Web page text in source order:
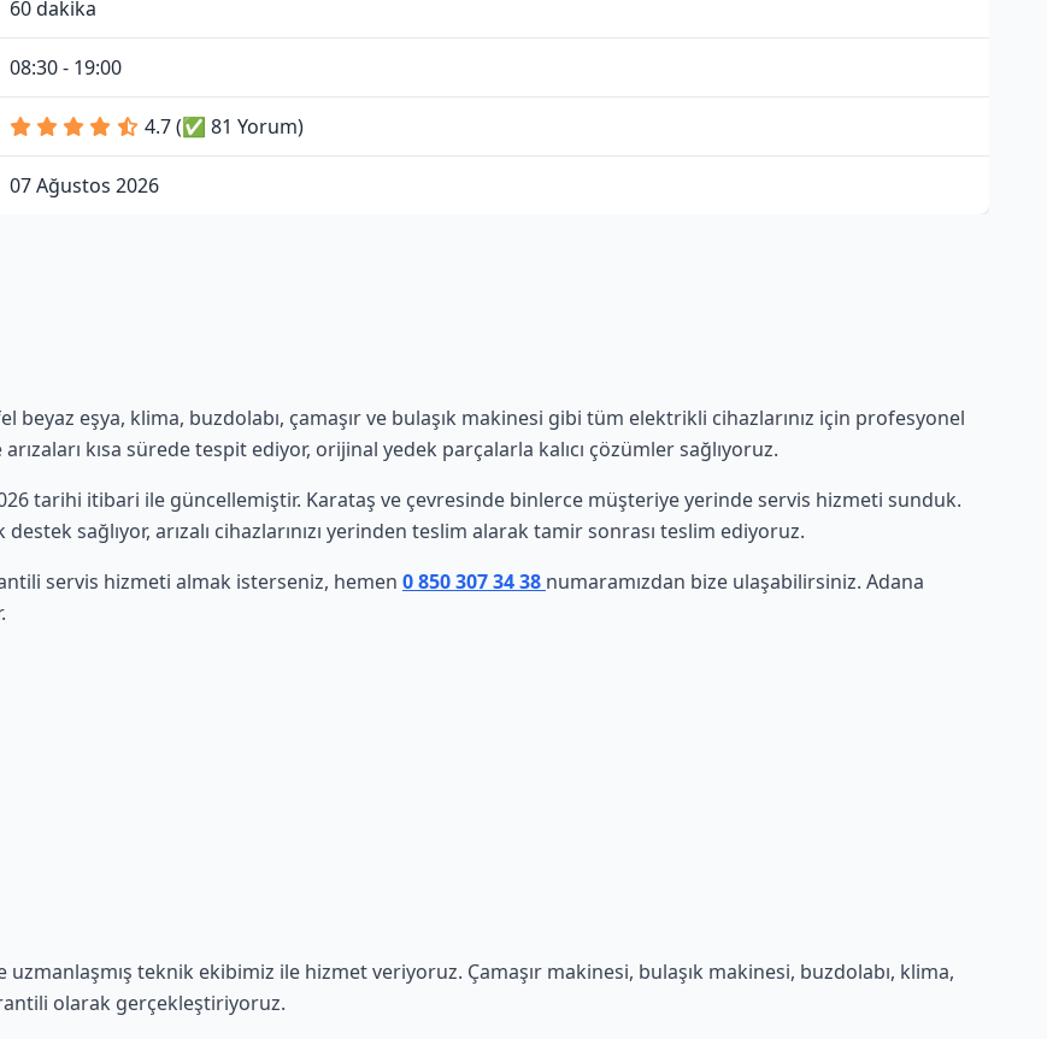
60 dakika
08:30 - 19:00
4.7 (✅ 81 Yorum)
07 Ağustos 2026
eşya, klima, buzdolabı, çamaşır ve bulaşık makinesi gibi tüm elektrikli cihazlarınız için profesyonel
kısa sürede tespit ediyor, orijinal yedek parçalarla kalıcı çözümler sağlıyoruz.
tarihi itibari ile güncellemiştir. Karataş ve çevresinde binlerce müşteriye yerinde servis hizmeti sunduk.
destek sağlıyor, arızalı cihazlarınızı yerinden teslim alarak tamir sonrası teslim ediyoruz.
servis hizmeti almak isterseniz, hemen 0 850 307 34 38 numaramızdan bize ulaşabilirsiniz. Adana
teknik ekibimiz ile hizmet veriyoruz. Çamaşır makinesi, bulaşık makinesi, buzdolabı, klima,
olarak gerçekleştiriyoruz.